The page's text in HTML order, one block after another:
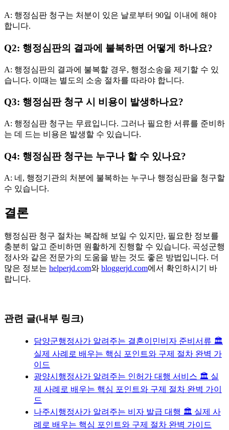
A: 행정심판 청구는 처분이 있은 날로부터 90일 이내에 해야
합니다.
Q2: 행정심판의 결과에 불복하면 어떻게 하나요?
A: 행정심판의 결과에 불복할 경우, 행정소송을 제기할 수 있
습니다. 이때는 별도의 소송 절차를 따라야 합니다.
Q3: 행정심판 청구 시 비용이 발생하나요?
A: 행정심판 청구는 무료입니다. 그러나 필요한 서류를 준비하
는 데 드는 비용은 발생할 수 있습니다.
Q4: 행정심판 청구는 누구나 할 수 있나요?
A: 네, 행정기관의 처분에 불복하는 누구나 행정심판을 청구할
수 있습니다.
결론
행정심판 청구 절차는 복잡해 보일 수 있지만, 필요한 정보를
충분히 알고 준비하면 원활하게 진행할 수 있습니다. 곡성군행
정사와 같은 전문가의 도움을 받는 것도 좋은 방법입니다. 더
많은 정보는 helperjd.com와 bloggerjd.com에서 확인하시기 바
랍니다.
관련 글(내부 링크)
담양군행정사가 알려주는 결혼이민비자 준비서류 🏛️
실제 사례로 배우는 핵심 포인트와 구제 절차 완벽 가
이드
광양시행정사가 알려주는 인허가 대행 서비스 🏛️ 실
제 사례로 배우는 핵심 포인트와 구제 절차 완벽 가이
드
나주시행정사가 알려주는 비자 발급 대행 🏛️ 실제 사
례로 배우는 핵심 포인트와 구제 절차 완벽 가이드